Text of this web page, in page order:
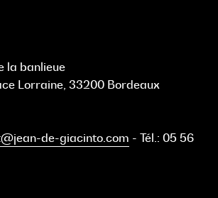
la banlieue
Lorraine, 33200 Bordeaux
de-giacinto.com -Tél.: 05 56